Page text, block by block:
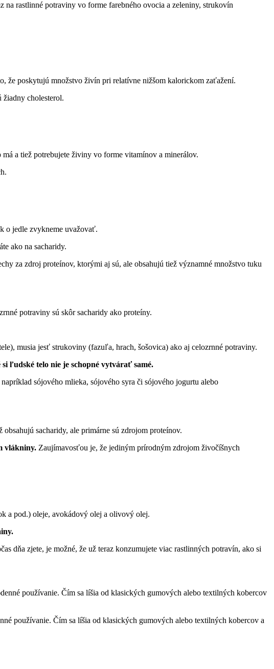
rastlinné potraviny vo forme farebného ovocia a zeleniny, strukovín
že poskytujú množstvo živín pri relatívne nižšom kalorickom zaťažení.
cholesterol.
a tiež potrebujete živiny vo forme vitamínov a minerálov.
o jedle zvykneme uvažovať.
ako na sacharidy.
za zdroj proteínov, ktorými aj sú, ale obsahujú tiež významné množstvo tuku
potraviny sú skôr sacharidy ako proteíny.
musia jesť strukoviny (fazuľa, hrach, šošovica) ako aj celozrnné potraviny.
ľudské telo nie je schopné vytvárať samé.
sójového mlieka, sójového syra či sójového jogurtu alebo
sacharidy, ale primárne sú zdrojom proteínov.
vlákniny. Zaujímavosťou je, že jediným prírodným zdrojom živočíšnych
a pod.) oleje, avokádový olej a olivový olej.
dňa zjete, je možné, že už teraz konzumujete viac rastlinných potravín, ako si
používanie. Čím sa líšia od klasických gumových alebo textilných kobercov a